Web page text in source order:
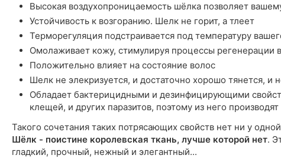
Высокая воздухопроницаемость шёлка позволяет
Устойчивость к возгоранию. Шелк не горит, а тлеет
Терморегуляция подстраивается под температуру
Омолаживает кожу, стимулируя процессы регенерации
Положительно влияет на состояние волос
Шелк не элекризуется, и достаточно хорошо тянется, и
Обладает бактерицидными и дезинфицирующими
клещей, и других паразитов, поэтому из него
Такого сочетания таких потрясающих свойств нет ни у
Шёлк - поистине королевская ткань, лучше которой нет.
гладкий, прочный, нежный и элегантный...